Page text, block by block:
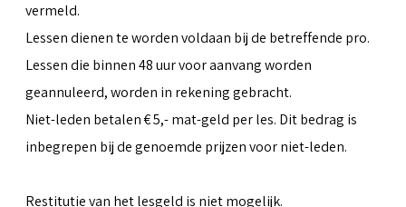
vermeld.
Lessen dienen te worden voldaan bij de betreffende pro.
Lessen die binnen 48 uur voor aanvang worden
geannuleerd, worden in rekening gebracht.
Niet-leden betalen € 5,- mat-geld per les. Dit bedrag is
inbegrepen bij de genoemde prijzen voor niet-leden.
Restitutie van het lesgeld is niet mogelijk.